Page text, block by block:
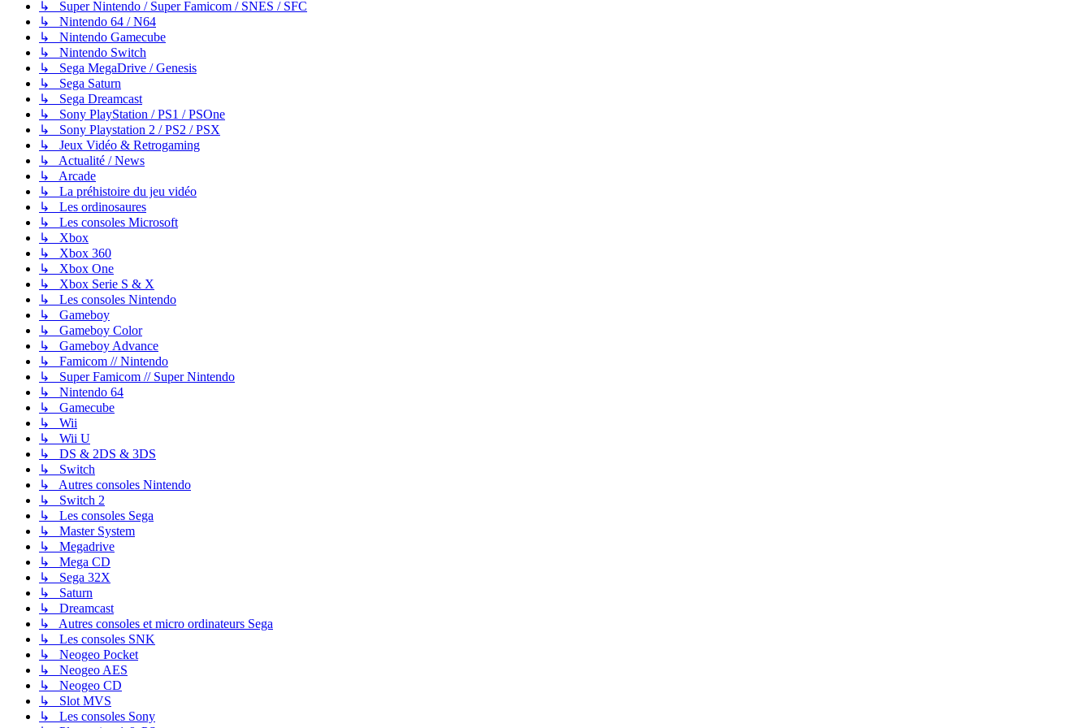
↳ Super Nintendo / Super Famicom / SNES / SFC
↳ Nintendo 64 / N64
↳ Nintendo Gamecube
↳ Nintendo Switch
↳ Sega MegaDrive / Genesis
↳ Sega Saturn
↳ Sega Dreamcast
↳ Sony PlayStation / PS1 / PSOne
↳ Sony Playstation 2 / PS2 / PSX
↳ Jeux Vidéo & Retrogaming
↳ Actualité / News
↳ Arcade
↳ La préhistoire du jeu vidéo
↳ Les ordinosaures
↳ Les consoles Microsoft
↳ Xbox
↳ Xbox 360
↳ Xbox One
↳ Xbox Serie S & X
↳ Les consoles Nintendo
↳ Gameboy
↳ Gameboy Color
↳ Gameboy Advance
↳ Famicom // Nintendo
↳ Super Famicom // Super Nintendo
↳ Nintendo 64
↳ Gamecube
↳ Wii
↳ Wii U
↳ DS & 2DS & 3DS
↳ Switch
↳ Autres consoles Nintendo
↳ Switch 2
↳ Les consoles Sega
↳ Master System
↳ Megadrive
↳ Mega CD
↳ Sega 32X
↳ Saturn
↳ Dreamcast
↳ Autres consoles et micro ordinateurs Sega
↳ Les consoles SNK
↳ Neogeo Pocket
↳ Neogeo AES
↳ Neogeo CD
↳ Slot MVS
↳ Les consoles Sony